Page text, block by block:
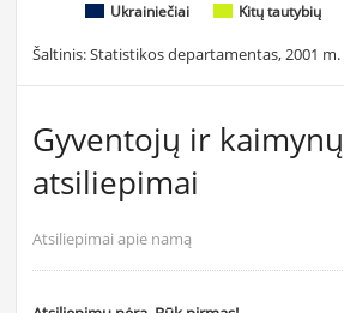
Ukrainiečiai
Kitų tautybių
Šaltinis: Statistikos departamentas, 2001 m.
Gyventojų ir kaimynų
atsiliepimai
Atsiliepimai apie namą